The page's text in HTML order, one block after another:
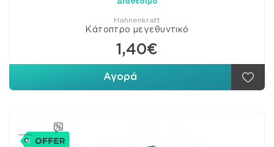
Hahnenkratt
Κάτοπτρο μεγεθυντικό
1,40€
Αγορά